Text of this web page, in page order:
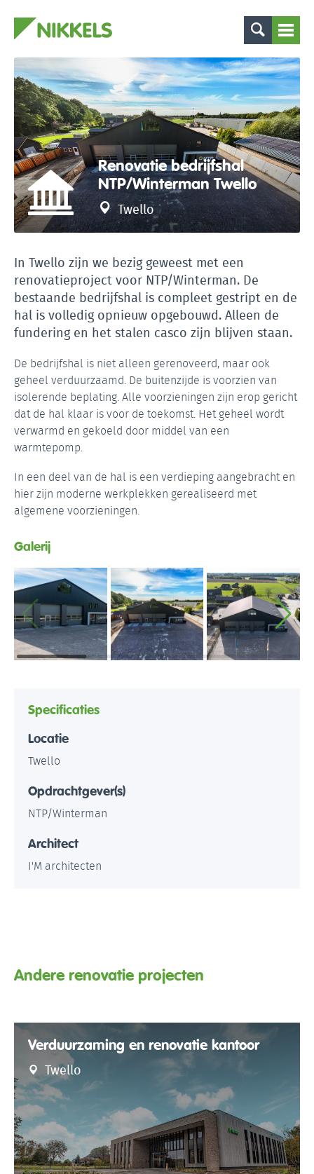
Renovatie bedrijfshal
NTP/Winterman Twello
Twello
In Twello zijn we bezig geweest met een
renovatieproject voor NTP/Winterman. De
bestaande bedrijfshal is compleet gestript en de
hal is volledig opnieuw opgebouwd. Alleen de
fundering en het stalen casco zijn blijven staan.
De bedrijfshal is niet alleen gerenoveerd, maar ook
geheel verduurzaamd. De buitenzijde is voorzien van
isolerende beplating. Alle voorzieningen zijn erop gericht
dat de hal klaar is voor de toekomst. Het geheel wordt
verwarmd en gekoeld door middel van een
warmtepomp.
In een deel van de hal is een verdieping aangebracht en
hier zijn moderne werkplekken gerealiseerd met
algemene voorzieningen.
Galerij
Specificaties
Locatie
Twello
Opdrachtgever(s)
NTP/Winterman
Architect
I'M architecten
Andere renovatie projecten
Verduurzaming en renovatie kantoor
Twello